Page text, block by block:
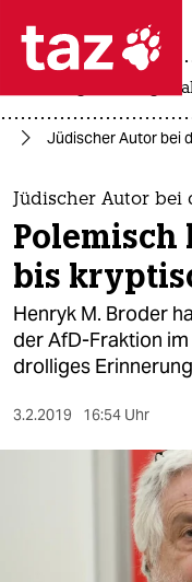
 taz
themen
politik
öko
gesellschaft
sport
Jüdischer Autor bei
Jüdischer Autor bei
Polemisch
bis
Henryk M. ­Broder
der AfD-Fraktion
drolliges
3.2.2019 16:54 Uhr